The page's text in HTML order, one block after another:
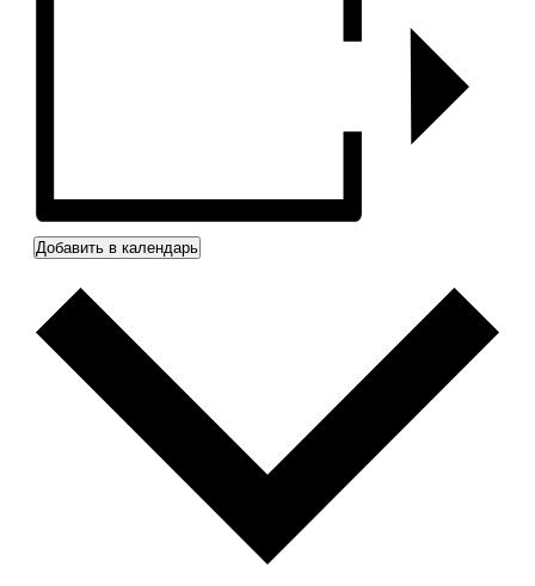
Добавить в календарь